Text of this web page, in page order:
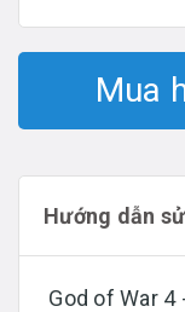
Mua
Hướng dẫn
God of War